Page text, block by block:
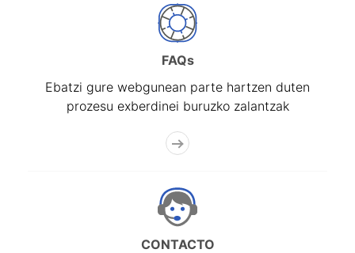
FAQs
Ebatzi gure webgunean parte hartzen duten
prozesu exberdinei buruzko zalantzak
CONTACTO